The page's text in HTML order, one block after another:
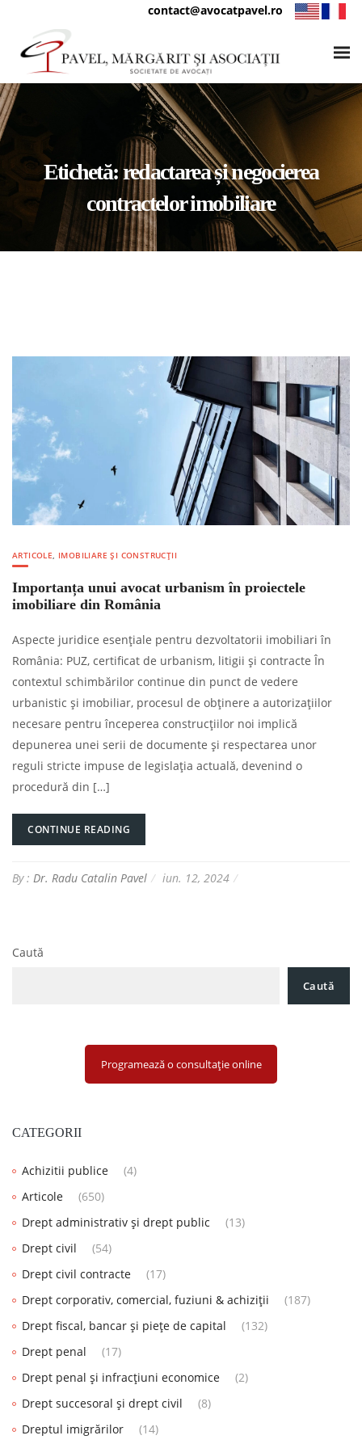
contact@avocatpavel.ro
Etichetă:redactarea și negocierea
contractelor imobiliare
ARTICOLE, IMOBILIARE ȘI CONSTRUCȚII
Importanța unui avocat urbanism în proiectele
imobiliare din România
Aspecte juridice esențiale pentru dezvoltatorii imobiliari în
România: PUZ, certificat de urbanism, litigii și contracte În
contextul schimbărilor continue din punct de vedere
urbanistic și imobiliar, procesul de obținere a autorizațiilor
necesare pentru începerea construcțiilor noi implică
depunerea unei serii de documente și respectarea unor
reguli stricte impuse de legislația actuală, devenind o
procedură din […]
CONTINUE READING
By : Dr. Radu Catalin Pavel iun. 12, 2024
Caută
Caută
Programează o consultație online
CATEGORII
Achizitii publice
(4)
Articole
(650)
Drept administrativ și drept public
(13)
Drept civil
(54)
Drept civil contracte
(17)
Drept corporativ, comercial, fuziuni & achiziții
(187)
Drept fiscal, bancar și piețe de capital
(132)
Drept penal
(17)
Drept penal și infracțiuni economice
(2)
Drept succesoral și drept civil
(8)
Dreptul imigrărilor
(14)